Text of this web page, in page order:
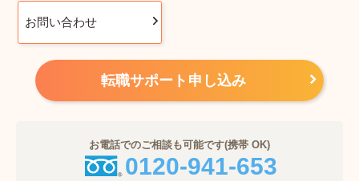
お問い合わせ
転職サポート申し込み
お電話でのご相談も可能です(携帯 OK)
0120-941-653